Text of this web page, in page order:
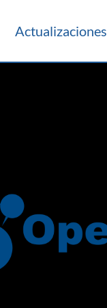
Actualizaciones